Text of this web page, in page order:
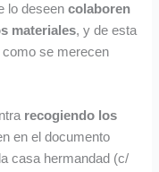
lo deseencolaboren
materiales, y de esta
como se merecen
recogiendo los
en el documento
casa hermandad (c/